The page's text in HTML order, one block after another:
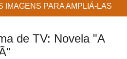
IMAGENS PARA AMPLIÁ-LAS
de TV: Novela "A